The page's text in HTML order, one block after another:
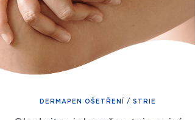
DERMAPEN OŠETŘENÍ / STRIE